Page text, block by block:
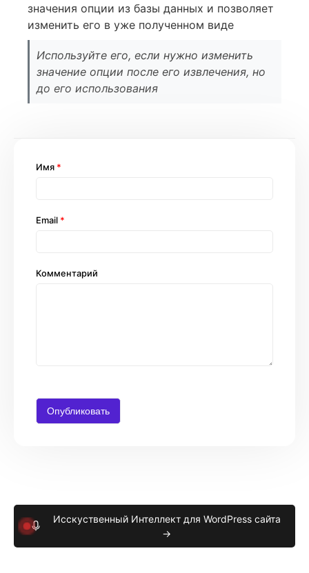
значения опции из базы данных и позволяет
изменить его в уже полученном виде
Используйте его, если нужно изменить
значение опции после его извлечения, но
до его использования
Комментарий
Имя *
Email *
Исскуственный Интеллект для WordPress сайта
→